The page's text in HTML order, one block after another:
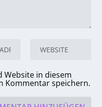
Website in diesem
Kommentar speichern.